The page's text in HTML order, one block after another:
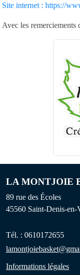
Site internet : https://
Avec les remerciements
LA MONTJOIE
89 rue des Écoles
45560 Saint-Denis-en-
Tél. : 0610172655
Informations légales